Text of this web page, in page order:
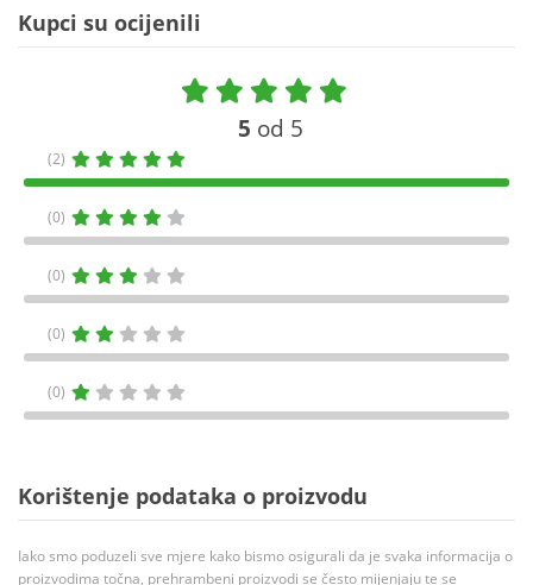
Kupci su ocijenili
5 od 5
(2)
(0)
(0)
(0)
(0)
Korištenje podataka o proizvodu
Iako smo poduzeli sve mjere kako bismo osigurali da je svaka informacija o
proizvodima točna, prehrambeni proizvodi se često mijenjaju te se